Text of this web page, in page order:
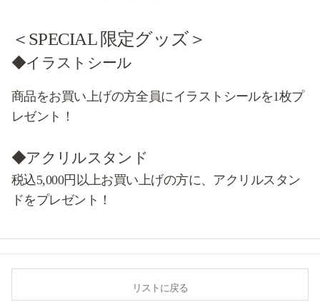
＜SPECIAL 限定グッズ＞
◆イラストシール
商品をお買い上げの方全員にイラストシールを1枚プ
レゼント！
◆アクリルスタンド
税込5,000円以上お買い上げの方に、アクリルスタン
ドをプレゼント！
リストに戻る